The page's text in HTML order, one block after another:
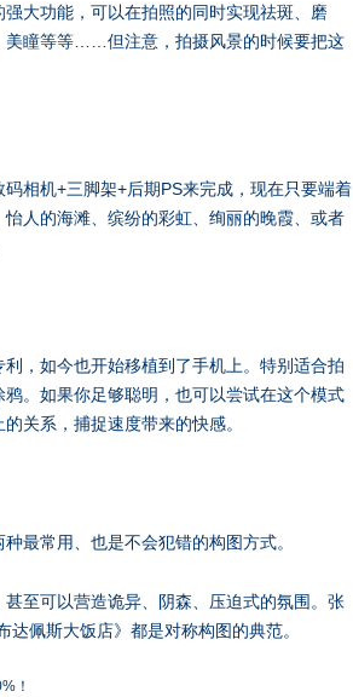
大功能，可以在拍照的同时实现祛斑、磨
美瞳等等……但注意，拍摄风景的时候要把这
相机+三脚架+后期PS来完成，现在只要端着
人的海滩、缤纷的彩虹、绚丽的晚霞、或者
，如今也开始移植到了手机上。特别适合拍
。如果你足够聪明，也可以尝试在这个模式
关系，捕捉速度带来的快感。
最常用、也是不会犯错的构图方式。
至可以营造诡异、阴森、压迫式的氛围。张
佩斯大饭店》都是对称构图的典范。